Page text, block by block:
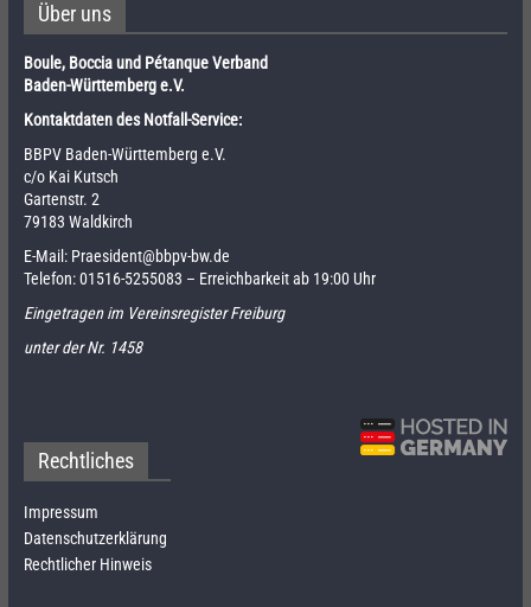
Über uns
Boule, Boccia und Pétanque Verband
Baden-Württemberg e.V.
Kontaktdaten des Notfall-Service:
BBPV Baden-Württemberg e.V.
c/o Kai Kutsch
Gartenstr. 2
79183 Waldkirch
E-Mail: Praesident@bbpv-bw.de
Telefon:01516-5255083 – Erreichbarkeit ab 19:00 Uhr
Eingetragen im Vereinsregister Freiburg
unter der Nr. 1458
Rechtliches
Impressum
Datenschutzerklärung
Rechtlicher Hinweis